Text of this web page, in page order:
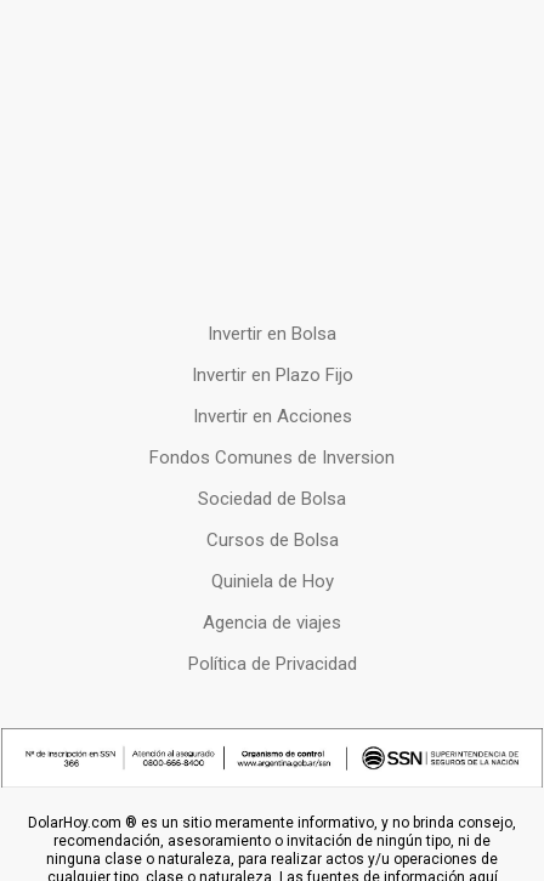
Invertir en Bolsa
Invertir en Plazo Fijo
Invertir en Acciones
Fondos Comunes de Inversion
Sociedad de Bolsa
Cursos de Bolsa
Quiniela de Hoy
Agencia de viajes
Política de Privacidad
DolarHoy.com ® es un sitio meramente informativo, y no brinda consejo,
recomendación, asesoramiento o invitación de ningún tipo, ni de
ninguna clase o naturaleza, para realizar actos y/u operaciones de
cualquier tipo, clase o naturaleza. Las fuentes de información aquí